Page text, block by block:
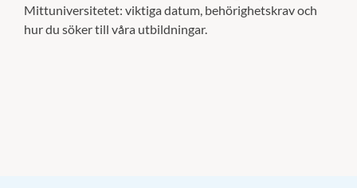
Mittuniversitetet: viktiga datum, behörighetskrav och
hur du söker till våra utbildningar.